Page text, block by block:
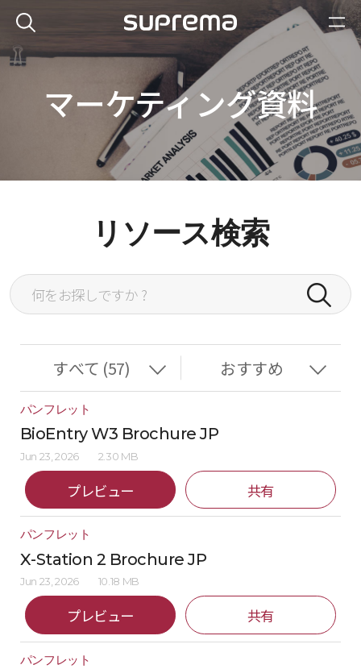
マーケティング資料
リソース検索
パンフレット
BioEntry W3 Brochure JP
Jun 23, 2026 2.30 MB
プレビュー 共有
パンフレット
X-Station 2 Brochure JP
Jun 23, 2026 10.18 MB
プレビュー 共有
パンフレット